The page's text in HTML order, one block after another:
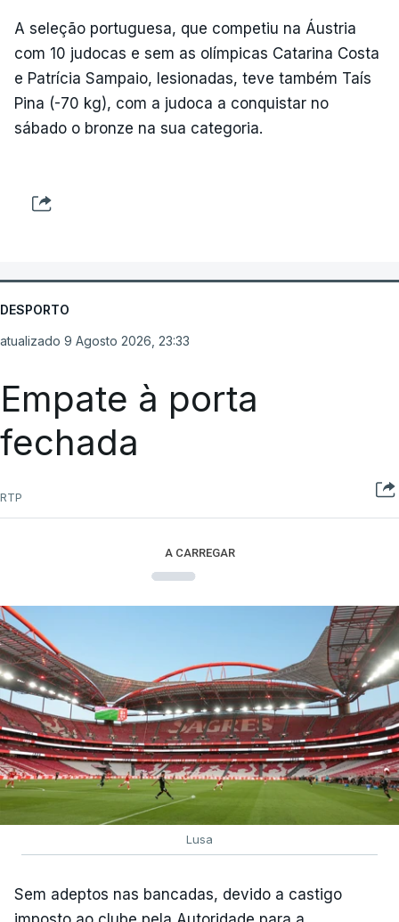
A seleção portuguesa, que competiu na Áustria
com 10 judocas e sem as olímpicas Catarina Costa
e Patrícia Sampaio, lesionadas, teve também Taís
Pina (-70 kg), com a judoca a conquistar no
sábado o bronze na sua categoria.
DESPORTO
atualizado 9 Agosto 2026, 23:33
Empate à porta
fechada
RTP
A CARREGAR
Lusa
Sem adeptos nas bancadas, devido a castigo